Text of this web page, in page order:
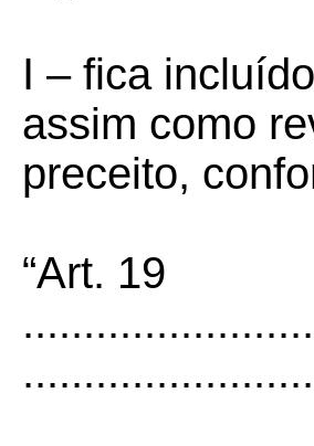
I – fica
assim como
preceito,
“Art. 19